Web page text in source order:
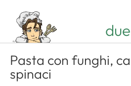
Pasta con funghi,
spinaci